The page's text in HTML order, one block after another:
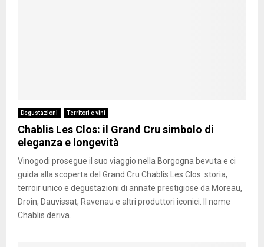
Degustazioni Territori e vini
Chablis Les Clos: il Grand Cru simbolo di
eleganza e longevità
Vinogodi prosegue il suo viaggio nella Borgogna bevuta e ci
guida alla scoperta del Grand Cru Chablis Les Clos: storia,
terroir unico e degustazioni di annate prestigiose da Moreau,
Droin, Dauvissat, Ravenau e altri produttori iconici. Il nome
Chablis deriva...